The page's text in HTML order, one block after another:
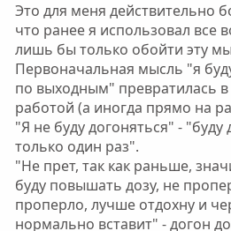
Это для меня действительно
что ранее я использовал все
лишь бы только обойти эту
Первоначальная мысль "я
по выходным" превратилась
работой (а иногда прямо на
"Я не буду догоняться" - "буду
только один раз".
"Не прет, так как раньше,
буду повышать дозу, не
проперло, лучше отдохну и
нормально вставит" - догон